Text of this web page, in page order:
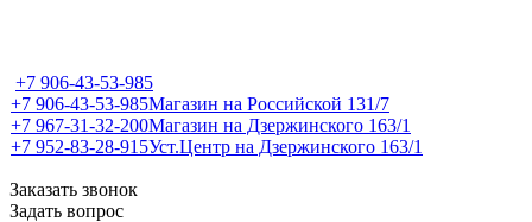
+7 906-43-53-985
+7 906-43-53-985Магазин на Российской 131/7
+7 967-31-32-200Магазин на Дзержинского 163/1
+7 952-83-28-915Уст.Центр на Дзержинского 163/1
Заказать звонок
Задать вопрос